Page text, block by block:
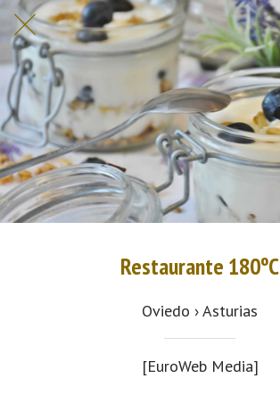
Restaurante 180ºC
Oviedo › Asturias
[EuroWeb Media]